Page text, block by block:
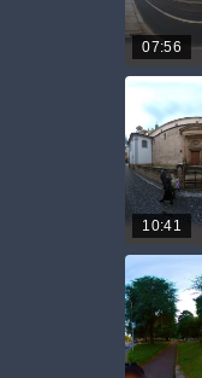
07:56
10:41